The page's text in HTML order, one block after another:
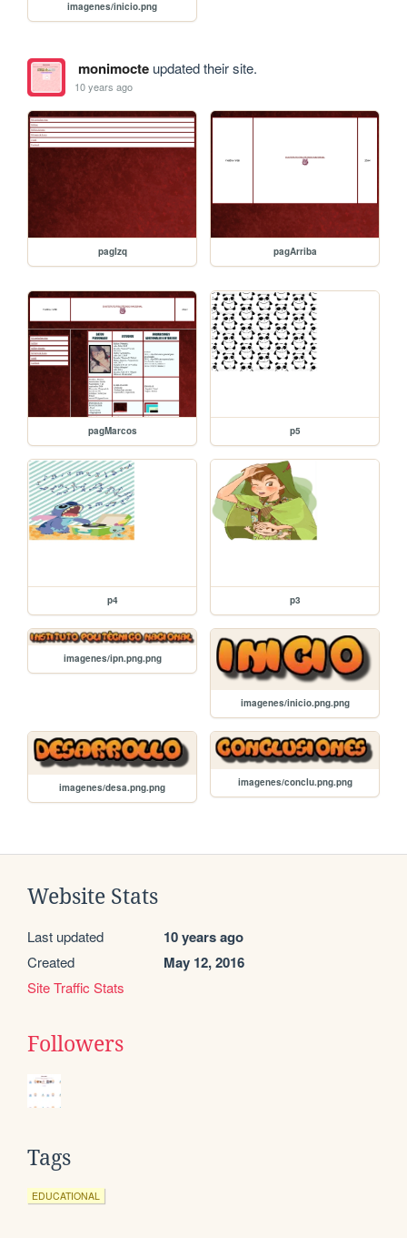
imagenes/inicio.png
monimocteupdated their site.
10 years ago
pagIzq pagArriba
pagMarcos p5
p4 p3
imagenes/ipn.png.png
imagenes/inicio.png.png
imagenes/desa.png.png imagenes/conclu.png.png
Website Stats
Last updated 10 years ago
Created May 12, 2016
Site Traffic Stats
Followers
Tags
EDUCATIONAL